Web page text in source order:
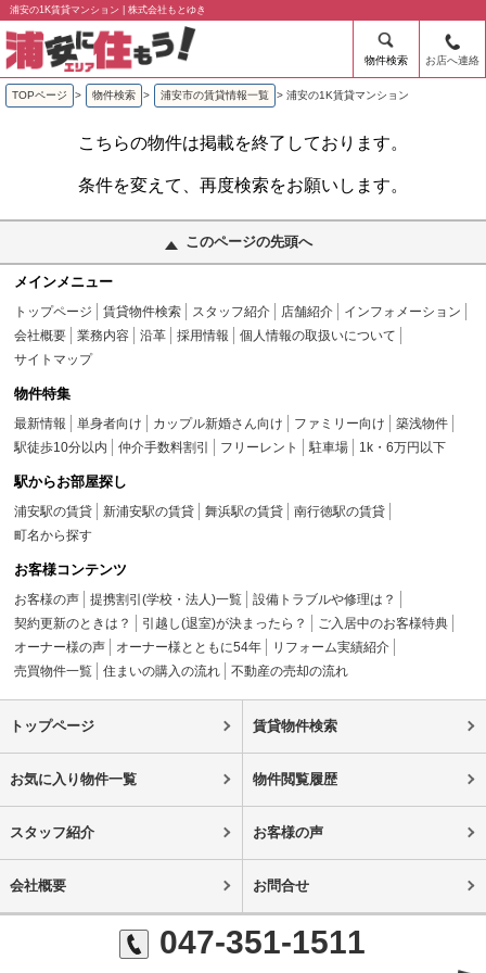
浦安の1K賃貸マンション | 株式会社もとゆき
物件検索 お店へ連絡
TOPページ > 物件検索 > 浦安市の賃貸情報一覧 > 浦安の1K賃貸マンション
こちらの物件は掲載を終了しております。
条件を変えて、再度検索をお願いします。
このページの先頭へ
メインメニュー
トップページ 賃貸物件検索 スタッフ紹介 店舗紹介
インフォメーション
会社概要
業務内容 沿革 採用情報
個人情報の取扱いについて
サイトマップ
物件特集
最新情報 単身者向け カップル新婚さん向け ファミリー向け
築浅物件
駅徒歩10分以内
仲介手数料割引 フリーレント 駐車場 1k・6万円以下
駅からお部屋探し
浦安駅の賃貸 新浦安駅の賃貸 舞浜駅の賃貸
南行徳駅の賃貸
町名から探す
お客様コンテンツ
お客様の声 提携割引(学校・法人)一覧
設備トラブルや修理は？
契約更新のときは？
引越し(退室)が決まったら？
ご入居中のお客様特典
オーナー様の声
オーナー様とともに54年
リフォーム実績紹介
売買物件一覧
住まいの購入の流れ 不動産の売却の流れ
トップページ 賃貸物件検索
お気に入り物件一覧 物件閲覧履歴
スタッフ紹介 お客様の声
会社概要 お問合せ
047-351-1511